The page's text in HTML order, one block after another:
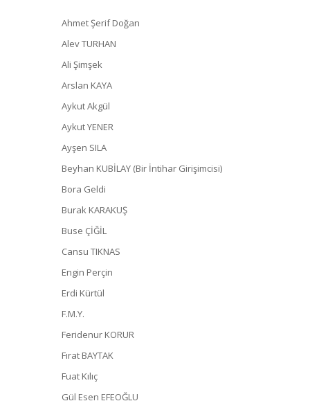
Ahmet Şerif Doğan
Alev TURHAN
Ali Şimşek
Arslan KAYA
Aykut Akgül
Aykut YENER
Ayşen SILA
Beyhan KUBİLAY (Bir İntihar Girişimcisi)
Bora Geldi
Burak KARAKUŞ
Buse ÇİĞİL
Cansu TIKNAS
Engin Perçin
Erdi Kürtül
F.M.Y.
Feridenur KORUR
Fırat BAYTAK
Fuat Kılıç
Gül Esen EFEOĞLU